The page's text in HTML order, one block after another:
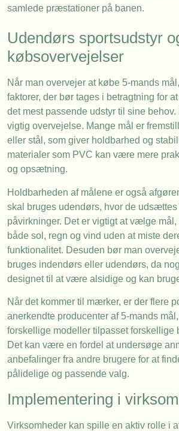
samlede præstationer på banen.
Udendørs sportsudstyr
købsovervejelser
Når man overvejer at købe 5-mands
faktorer, der bør tages i betragtning for
det mest passende udstyr til sine
vigtig overvejelse. Mange mål er
eller stål, som giver holdbarhed og
materialer som PVC kan være mere
og opsætning.
Holdbarheden af målene er også
skal bruges udendørs, hvor de udsættes
påvirkninger. Det er vigtigt at vælge mål,
både sol, regn og vind uden at miste
funktionalitet. Desuden bør man
bruges indendørs eller udendørs, da
designet til at være alsidige og kan
Når det kommer til mærker, er der flere
anerkendte producenter af 5-mands
forskellige modeller tilpasset forskellige
Det kan være en fordel at undersøge
anbefalinger fra andre brugere for at
pålidelige og passende valg.
Implementering i
Virksomheder kan spille en aktiv rolle i